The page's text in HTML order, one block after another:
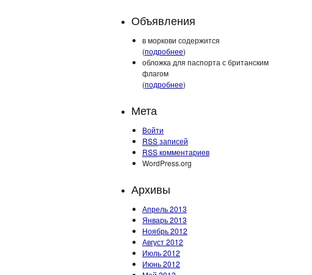
Объявления
в моркови содержится
(подробнее)
обложка для паспорта с британским
флагом
(подробнее)
Мета
Войти
RSSзаписей
RSSкомментариев
WordPress.org
Архивы
Апрель 2013
Январь 2013
Ноябрь 2012
Август 2012
Июль 2012
Июнь 2012